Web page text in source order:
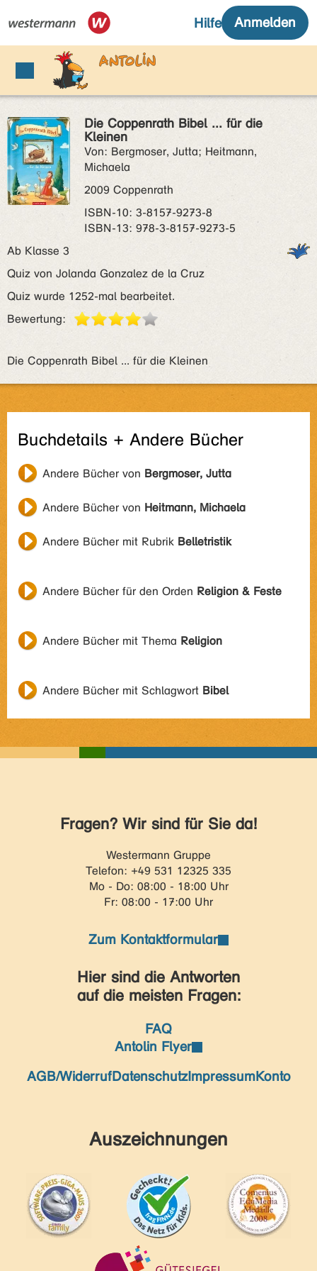
Die Coppenrath Bibel ... für die
Kleinen
Von: Bergmoser, Jutta; Heitmann,
Michaela
2009 Coppenrath
ISBN‑10: 3-8157-9273-8
ISBN‑13: 978-3-8157-9273-5
Ab Klasse 3
Quiz von Jolanda Gonzalez de la Cruz
Quiz wurde 1252-mal bearbeitet.
Bewertung:
Die Coppenrath Bibel ... für die Kleinen
Buchdetails + Andere Bücher
Andere Bücher von Bergmoser, Jutta
Andere Bücher von Heitmann, Michaela
Andere Bücher mit Rubrik Belletristik
Andere Bücher für den Orden Religion & Feste
Andere Bücher mit Thema Religion
Andere Bücher mit Schlagwort Bibel